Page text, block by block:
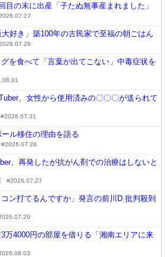
目の末に出産「子たぬ無事産まれました」
好き」築100年の古民家で至福の朝ごはん
を食べて「言葉が出てこない」中毒症状を
、女性から使用済みの〇〇〇が送られて
2026.07.31
ル移住の理由を語る
2026.07.28
、再発したが抗がん剤での治療はしないと
2026.07.27
ン打てるんですか」発言の前川D 批判殺到
万4000円の部屋を借りる「湘南エリアに来